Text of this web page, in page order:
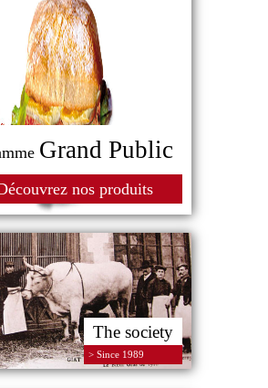
Grand Public
nos produits
The society
> Since 1989